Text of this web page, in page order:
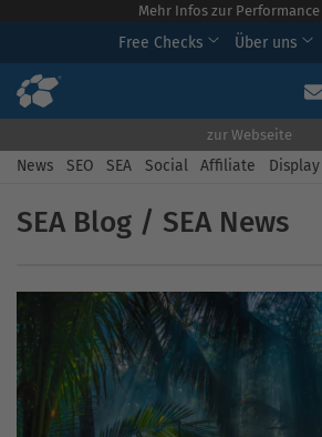
Mehr Infos zur
Free Checks Über uns
zur Webseite
News SEO SEA Social Affiliate Display
SEA Blog / SEA News